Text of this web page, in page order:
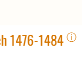
1476-1484 ⓘ